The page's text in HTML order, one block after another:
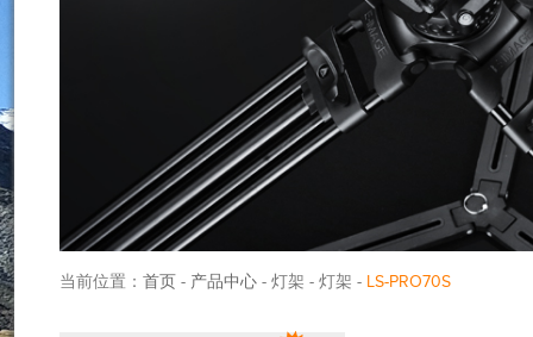
当前位置： 首页 - 产品中心 - 灯架 - 灯架 - LS-PRO70S